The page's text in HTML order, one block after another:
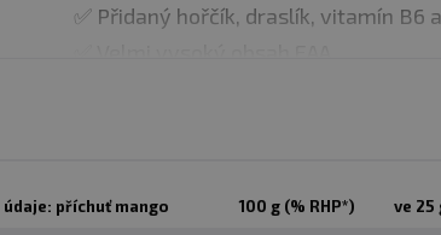
✅ Přidaný hořčík, draslík, vitamín B6
✅ Dostupné ve třech příchutích -
údaje: příchuť mango 100 g (% RHP*) ve 25